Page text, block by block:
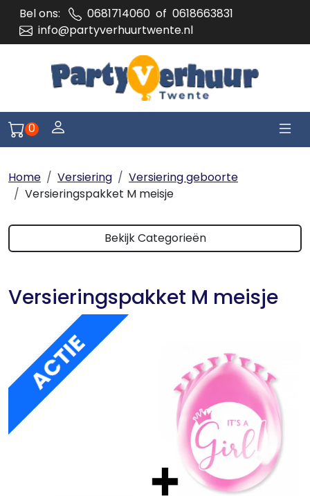
Bel ons: 0681714060 of 0618663831
info@partyverhuurtwente.nl
Naar winkelwagen pagina
0 Log je in of meld je aan
Home Versiering
Versiering geboorte
Versieringspakket M meisje
Bekijk Categorieën
Versieringspakket M meisje
ACTIE